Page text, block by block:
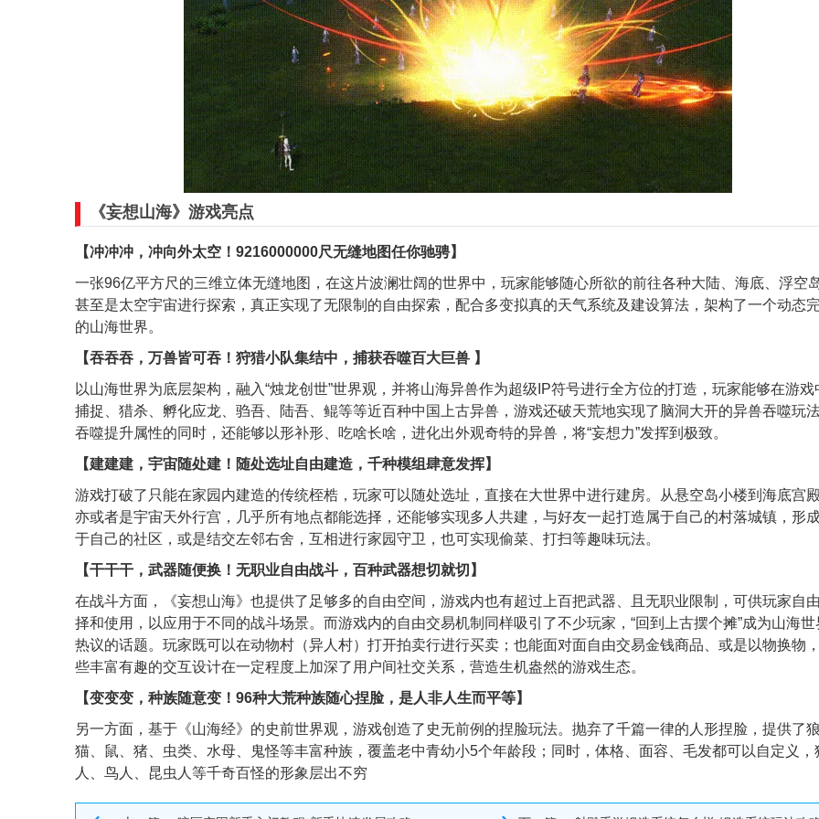
《妄想山海》游戏亮点
【冲冲冲，冲向外太空！9216000000尺无缝地图任你驰骋】
一张96亿平方尺的三维立体无缝地图，在这片波澜壮阔的世界中，玩家能够随心所欲的前往各种大陆、海底、浮空岛
甚至是太空宇宙进行探索，真正实现了无限制的自由探索，配合多变拟真的天气系统及建设算法，架构了一个动态
的山海世界。
【吞吞吞，万兽皆可吞！狩猎小队集结中，捕获吞噬百大巨兽 】
以山海世界为底层架构，融入“烛龙创世”世界观，并将山海异兽作为超级IP符号进行全方位的打造，玩家能够在游戏
捕捉、猎杀、孵化应龙、驺吾、陆吾、鲲等等近百种中国上古异兽，游戏还破天荒地实现了脑洞大开的异兽吞噬玩法
吞噬提升属性的同时，还能够以形补形、吃啥长啥，进化出外观奇特的异兽，将“妄想力”发挥到极致。
【建建建，宇宙随处建！随处选址自由建造，千种模组肆意发挥】
游戏打破了只能在家园内建造的传统桎梏，玩家可以随处选址，直接在大世界中进行建房。从悬空岛小楼到海底宫殿
亦或者是宇宙天外行宫，几乎所有地点都能选择，还能够实现多人共建，与好友一起打造属于自己的村落城镇，形
于自己的社区，或是结交左邻右舍，互相进行家园守卫，也可实现偷菜、打扫等趣味玩法。
【干干干，武器随便换！无职业自由战斗，百种武器想切就切】
在战斗方面，《妄想山海》也提供了足够多的自由空间，游戏内也有超过上百把武器、且无职业限制，可供玩家自
择和使用，以应用于不同的战斗场景。而游戏内的自由交易机制同样吸引了不少玩家，“回到上古摆个摊”成为山海世
热议的话题。玩家既可以在动物村（异人村）打开拍卖行进行买卖；也能面对面自由交易金钱商品、或是以物换物
些丰富有趣的交互设计在一定程度上加深了用户间社交关系，营造生机盎然的游戏生态。
【变变变，种族随意变！96种大荒种族随心捏脸，是人非人生而平等】
另一方面，基于《山海经》的史前世界观，游戏创造了史无前例的捏脸玩法。抛弃了千篇一律的人形捏脸，提供了狼
猫、鼠、猪、虫类、水母、鬼怪等丰富种族，覆盖老中青幼小5个年龄段；同时，体格、面容、毛发都可以自定义，
人、鸟人、昆虫人等千奇百怪的形象层出不穷